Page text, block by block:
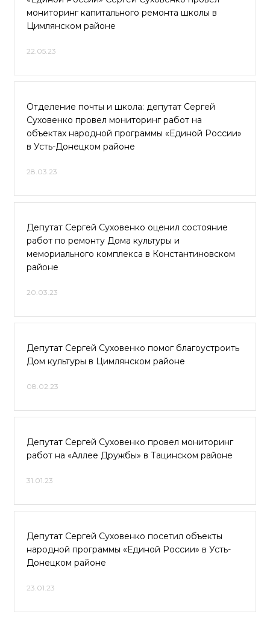
мониторинг капитального ремонта школы в
Цимлянском районе
22.05.23
Отделение почты и школа: депутат Сергей
Суховенко провел мониторинг работ на
объектах народной программы «Единой России»
в Усть-Донецком районе
28.03.23
Депутат Сергей Суховенко оценил состояние
работ по ремонту Дома культуры и
мемориального комплекса в Константиновском
районе
20.03.23
Депутат Сергей Суховенко помог благоустроить
Дом культуры в Цимлянском районе
08.02.23
Депутат Сергей Суховенко провел мониторинг
работ на «Аллее Дружбы» в Тацинском районе
31.01.23
Депутат Сергей Суховенко посетил объекты
народной программы «Единой России» в Усть-
Донецком районе
23.01.23